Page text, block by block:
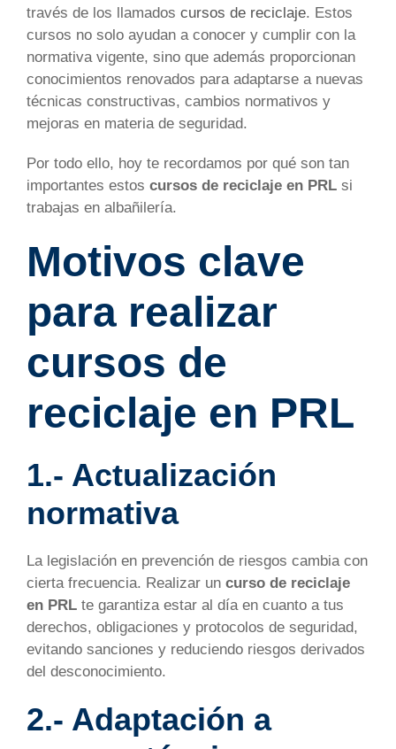
través de los llamados cursos de reciclaje. Estos
cursos no solo ayudan a conocer y cumplir con la
normativa vigente, sino que además proporcionan
conocimientos renovados para adaptarse a nuevas
técnicas constructivas, cambios normativos y
mejoras en materia de seguridad.
Por todo ello, hoy te recordamos por qué son tan
importantes estos cursos de reciclaje en PRL si
trabajas en albañilería.
Motivos clave
para realizar
cursos de
reciclaje en PRL
1.- Actualización
normativa
La legislación en prevención de riesgos cambia con
cierta frecuencia. Realizar un curso de reciclaje
en PRL te garantiza estar al día en cuanto a tus
derechos, obligaciones y protocolos de seguridad,
evitando sanciones y reduciendo riesgos derivados
del desconocimiento.
2.- Adaptación a